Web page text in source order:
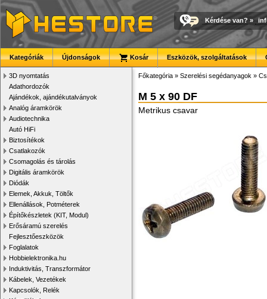
Kérdése van? »
Kategóriák Újdonságok Kosár Eszközök, szolgáltatások
3D nyomtatás
Adathordozók
Ajándékok, ajándékutalványok
Analóg áramkörök
Audiotechnika
Autó HiFi
Biztosítékok
Csatlakozók
Csomagolás és tárolás
Digitális áramkörök
Diódák
Elemek, Akkuk, Töltők
Ellenállások, Potméterek
Építőkészletek (KIT, Modul)
Erősáramú szerelés
Fejlesztőeszközök
Foglalatok
Hobbielektronika.hu
Induktivitás, Transzformátor
Kábelek, Vezetékek
Kapcsolók, Relék
Főkategória » Szerelési segédanyagok »
M 5 x 90 DF
Metrikus csavar